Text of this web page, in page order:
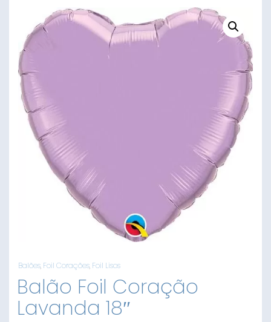
Balões, Foil Corações, Foil Lisos
Balão Foil Coração
Lavanda 18″